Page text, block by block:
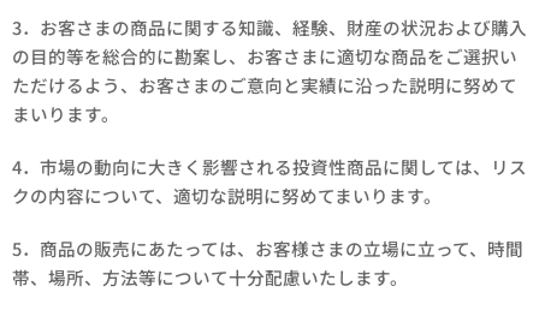
3．お客さまの商品に関する知識、経験、財産の状況および購入
の目的等を総合的に勘案し、お客さまに適切な商品をご選択い
ただけるよう、お客さまのご意向と実績に沿った説明に努めて
まいります。
4．市場の動向に大きく影響される投資性商品に関しては、リス
クの内容について、適切な説明に努めてまいります。
5．商品の販売にあたっては、お客様さまの立場に立って、時間
帯、場所、方法等について十分配慮いたします。